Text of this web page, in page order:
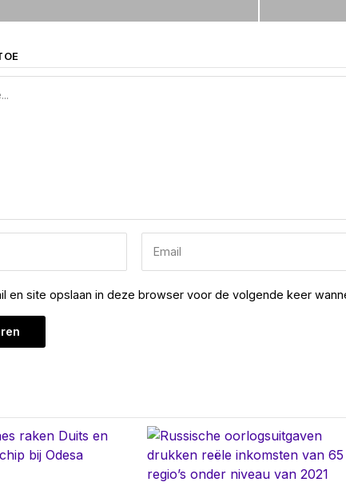
en site opslaan in deze browser voor de volgende keer